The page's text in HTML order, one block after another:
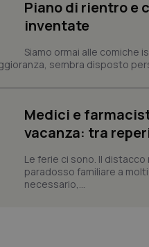
Piano di rientro e
inventate
Siamo ormai alle comiche
sembra disposto
Medici e
vacanza: tra
Le ferie ci sono. Il distacco
paradosso familiare a
necessario,...
tracking-sites-
tracking-enable
session-id
_ga